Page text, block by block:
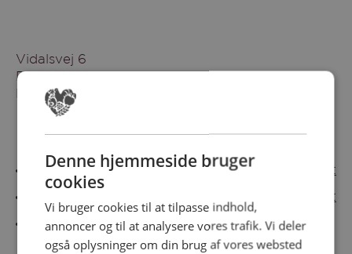
Vidalsvej 6
DK-9230 Svenstrup
Denmark
Besøg vores messesites
Cateringmesse Nord Cateringmesse Midt
Cateringmesse Øst
Cateringmesse Thy
Denne hjemmeside bruger
cookies
Vi bruger cookies til at tilpasse indhold,
annoncer og til at analysere vores trafik. Vi deler
også oplysninger om din brug af vores websted